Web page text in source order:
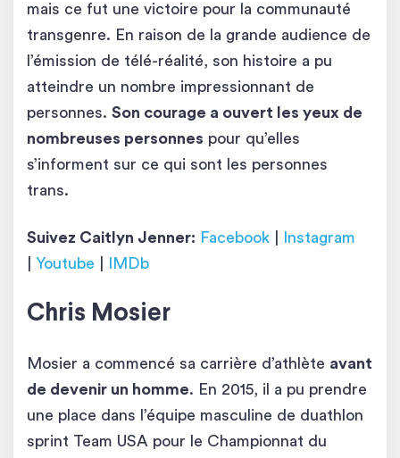
mais ce fut une victoire pour la communauté
transgenre. En raison de la grande audience de
l’émission de télé-réalité, son histoire a pu
atteindre un nombre impressionnant de
personnes. Son courage a ouvert les yeux de
nombreuses personnes pour qu’elles
s’informent sur ce qui sont les personnes
trans.
Suivez Caitlyn Jenner: Facebook
Instagram
Youtube IMDb
Chris Mosier
Mosier a commencé sa carrière d’athlète avant
de devenir un homme. En 2015, il a pu prendre
une place dans l’équipe masculine de duathlon
sprint Team USA pour le Championnat du